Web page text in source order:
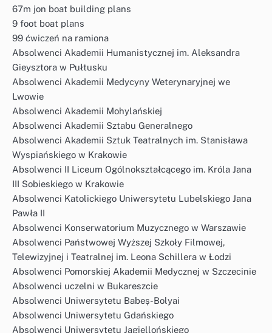
67m jon boat building plans
9 foot boat plans
99 ćwiczeń na ramiona
Absolwenci Akademii Humanistycznej im. Aleksandra
Gieysztora w Pułtusku
Absolwenci Akademii Medycyny Weterynaryjnej we
Lwowie
Absolwenci Akademii Mohylańskiej
Absolwenci Akademii Sztabu Generalnego
Absolwenci Akademii Sztuk Teatralnych im. Stanisława
Wyspiańskiego w Krakowie
Absolwenci II Liceum Ogólnokształcącego im. Króla Jana
III Sobieskiego w Krakowie
Absolwenci Katolickiego Uniwersytetu Lubelskiego Jana
Pawła II
Absolwenci Konserwatorium Muzycznego w Warszawie
Absolwenci Państwowej Wyższej Szkoły Filmowej,
Telewizyjnej i Teatralnej im. Leona Schillera w Łodzi
Absolwenci Pomorskiej Akademii Medycznej w Szczecinie
Absolwenci uczelni w Bukareszcie
Absolwenci Uniwersytetu Babeș-Bolyai
Absolwenci Uniwersytetu Gdańskiego
Absolwenci Uniwersytetu Jagiellońskiego